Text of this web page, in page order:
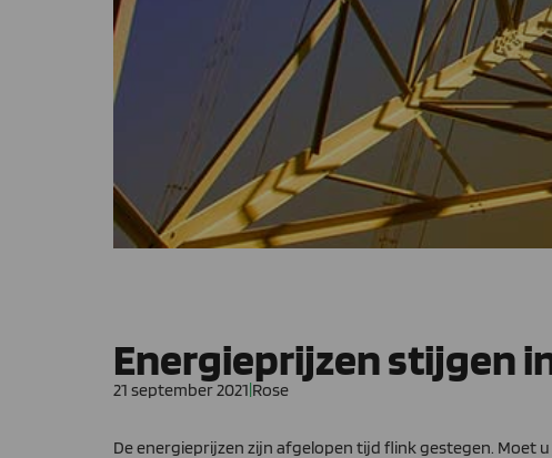
Energieprijzen stijgen
21 september 2021 Rose
De energieprijzen zijn afgelopen tijd flink gestegen. Moet